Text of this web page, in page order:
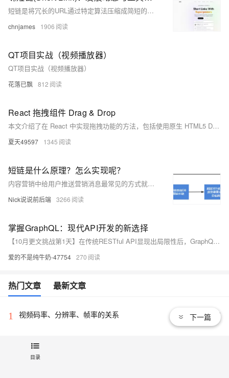
目录
短链是将冗长的URL通过特定算法压缩成简短的字符串，便于用户在社交媒体和营销活动中分享。短链不仅美化了链接，还提升了用户体验，并具有易于传播和跟踪分析的优势。本文介绍了短链的作用、发展历程，以及在goo.gl退出后，推荐的替代工具如Dub.co，帮助用户继续享受短链带来的便利与营销价值。
chnjames 1906
QT项目实战（视频播放器）
QT项目实战（视频播放器）
花落已飘 812
React 拖拽组件 Drag & Drop
本文介绍了在 React 中实现拖拽功能的方法，包括使用原生 HTML5 Drag and Drop API 和第三方库 `react-dnd`。通过代码示例详细讲解了基本的拖拽实现、常见问题及易错点，帮助开发者更好地理解和应用拖拽功能。
夏天49597 1345
短链是什么原理？怎么实现呢？
内容营销中给用户推送营销消息最常见的方式就是发短信，比如三大运营商移动、联通、电信平时会发送一些诸如套餐办理、消费查询、话费充值这些短信，还有像银行、云服务厂商等等推送的各种包含查询服务的短信等等。
Nick说说前后端 3266
掌握GraphQL：现代API开发的新选择
【10月更文挑战第1天】在传统RESTful API显现出局限性后，GraphQL作为新型API查询语言和运行时，提供更灵活的数据获取方式。客户端可精确指定所需数据结构，减少传输量并提升效率。本文探讨GraphQL核心概念、优势及实施方法。尽管存在复杂性和性能优化等挑战，GraphQL仍是构建现代API的强大工具。
爱的不是纯牛奶-47754 270
热门文章 最新文章
1 视频码率、分辨率、帧率的关系 23
又一个项目开源，阿里已成为中国开源的关键力量？
下一篇